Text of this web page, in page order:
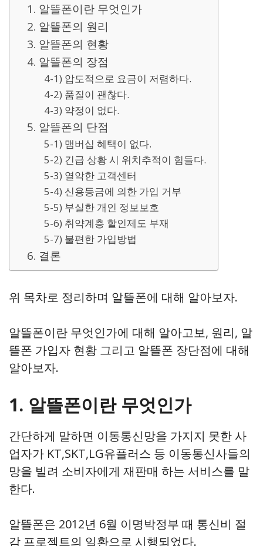
1. 알뜰폰이란 무엇인가
2. 알뜰폰의 원리
3. 알뜰폰의 현황
4. 알뜰폰의 장점
4-1) 압도적으로 요금이 저렴하다.
4-2) 품질이 괜찮다.
4-3) 약정이 없다.
5. 알뜰폰의 단점
5-1) 맴버십 혜택이 없다.
5-2) 긴급 상황 시 위치추적이 힘들다.
5-3) 열악한 고객센터
5-4) 신용등금에 의한 가입 거부
5-5) 부실한 개인 정보보호
5-6) 취약계층 할인제도 부재
5-7) 불편한 가입방법
6. 결론
위 목차로 정리하며 알뜰폰에 대해 알아보자.
알뜰폰이란 무엇인가에 대해 알아고보, 원리, 알
뜰폰 가입자 현황 그리고 알뜰폰 장단점에 대해
알아보자.
1. 알뜰폰이란 무엇인가
간단하게 말하면 이동통신망을 가지지 못한 사
업자가 KT,SKT,LG유플러스 등 이동통신사들의
망을 빌려 소비자에게 재판매 하는 서비스를 말
한다.
알뜰폰은 2012년 6월 이명박정부 때 통신비 절
감 프로젝트의 일환으로 시행되었다.